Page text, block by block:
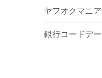
ヤフオクマニ
銀行コードデ